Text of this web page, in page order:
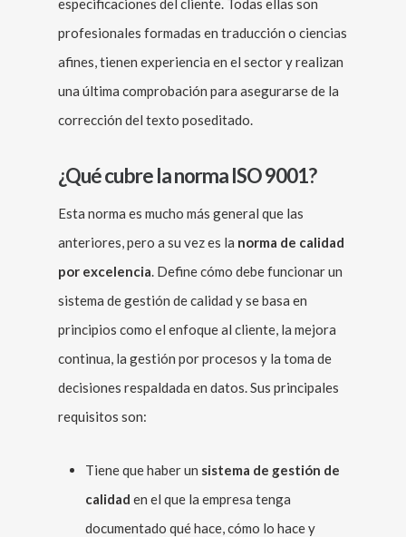
especificaciones del cliente. Todas ellas son
profesionales formadas en traducción o ciencias
afines, tienen experiencia en el sector y realizan
una última comprobación para asegurarse de la
corrección del texto poseditado.
¿Qué cubre la norma ISO 9001?
Esta norma es mucho más general que las
anteriores, pero a su vez es la norma de calidad
por excelencia. Define cómo debe funcionar un
sistema de gestión de calidad y se basa en
principios como el enfoque al cliente, la mejora
continua, la gestión por procesos y la toma de
decisiones respaldada en datos. Sus principales
requisitos son:
Tiene que haber un sistema de gestión de
calidad en el que la empresa tenga
documentado qué hace, cómo lo hace y